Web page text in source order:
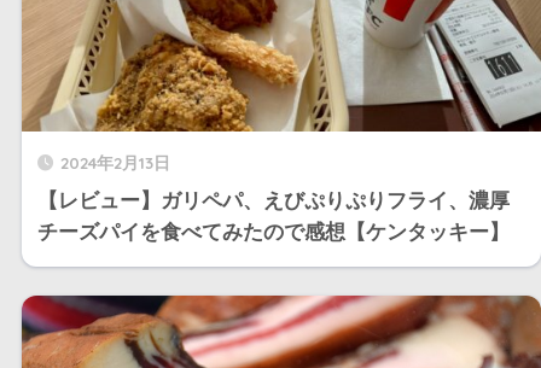
2024年2月13日
【レビュー】ガリペパ、えびぷりぷりフライ、濃厚
チーズパイを食べてみたので感想【ケンタッキー】